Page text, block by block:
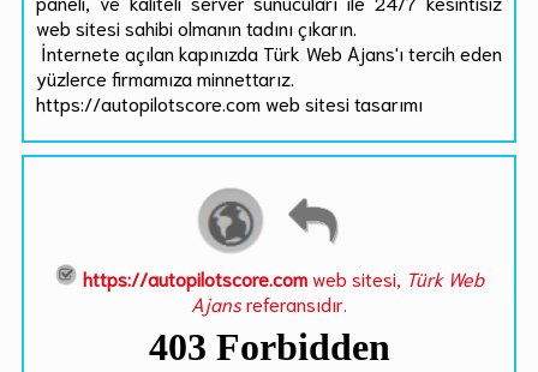
web sitesi sahibi olmanın tadını çıkarın.
İnternete açılan kapınızda Türk Web Ajans'ı tercih eden
yüzlerce firmamıza minnettarız.
https://autopilotscore.com web sitesi tasarımı
https://autopilotscore.comweb sitesi, Türk Web
Ajansreferansıdır.